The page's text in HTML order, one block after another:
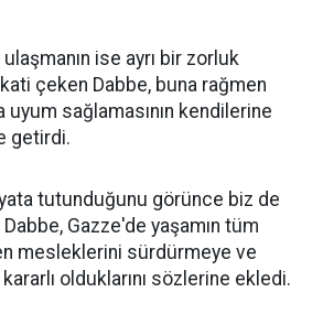
ise ayrı bir zorluk
çeken Dabbe, buna rağmen
uyum sağlamasının kendilerine
getirdi.
tutunduğunu görünce biz de
Gazze'de yaşamın tüm
mesleklerini sürdürmeye ve
olduklarını sözlerine ekledi.